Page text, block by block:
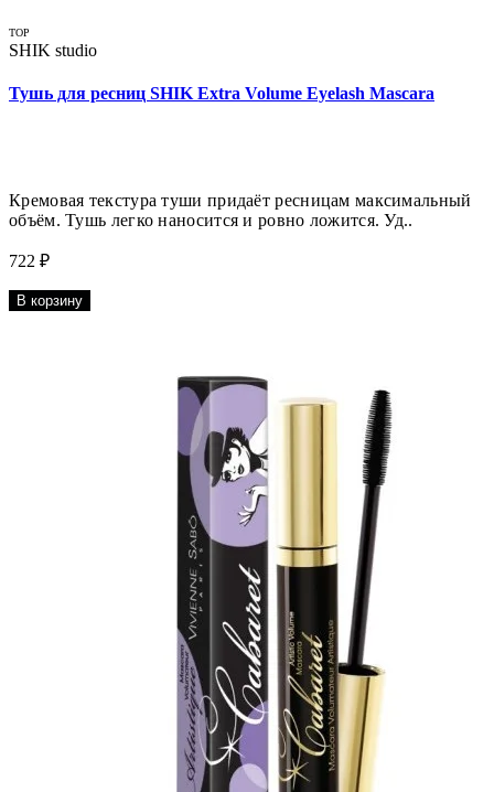
TOP
SHIK studio
Тушь для ресниц SHIK Extra Volume Eyelash Mascara
Кремовая текстура туши придаёт ресницам максимальный
объём. Тушь легко наносится и ровно ложится. Уд..
722 ₽
В корзину